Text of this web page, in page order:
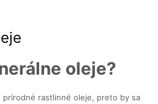
oleje?
prírodné rastlinné oleje, preto by sa